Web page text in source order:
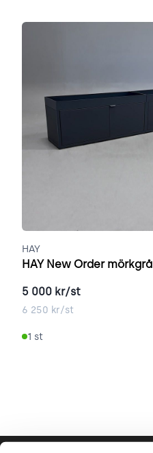
HAY
HAY New Order mörkgrå
5 000 kr/st
6 250 kr/st
1 st